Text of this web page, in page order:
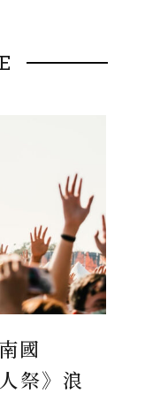
國
祭》浪